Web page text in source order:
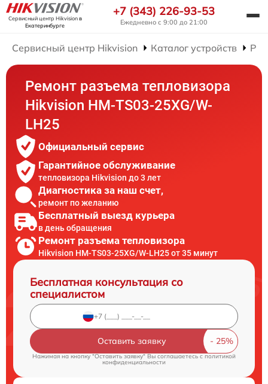
Сервисный центр Hikvisionв
Екатеринбурге
+7 (343) 226-93-53
Ежедневно с 9:00 до 21:00
Сервисный центр Hikvision Каталог устройств
Ремонт разъема тепловизора
Hikvision HM-TS03-25XG/W-
LH25
Официальный сервис
Гарантийное обслуживание
тепловизора Hikvision до 3 лет
Диагностика за наш счет,
ремонт по желанию
Бесплатный выезд курьера
в день обращения
Ремонт разъема тепловизора
Hikvision HM-TS03-25XG/W-LH25 от 35 минут
Бесплатная консультация со
специалистом
Оставить заявку
Нажимая на кнопку "Оставить заявку" Вы соглашаетесь cполитикой
конфиденциальности